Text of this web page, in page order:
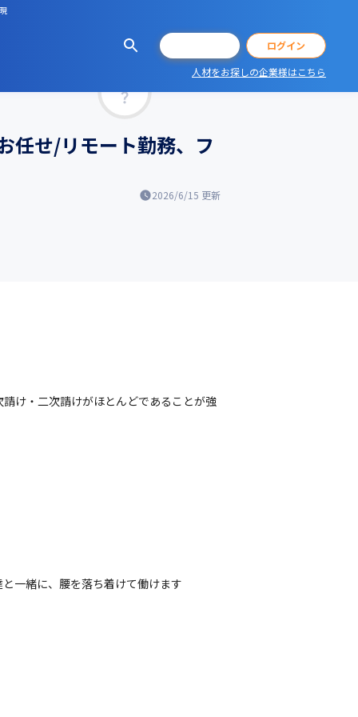
ログイン
人材をお探しの企業様はこちら
任せ/リモート勤務、フ
2026/6/15 更新
け・二次請けがほとんどであることが強
一緒に、腰を落ち着けて働けます